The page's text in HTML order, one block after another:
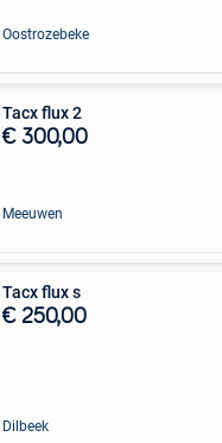
Oostrozebeke
Tacx flux 2
€ 300,00
Meeuwen
Tacx flux s
€ 250,00
Dilbeek